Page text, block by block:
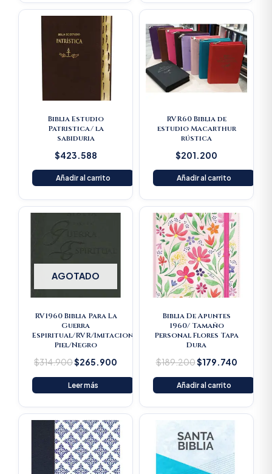
Biblia Estudio
Patristica/ la
sabiduria
$423.588
Añadir al carrito
RVR60 Biblia de
estudio Macarthur
rústica
$201.200
Añadir al carrito
AGOTADO
RV1960 Biblia Para La
Guerra
Espiritual/RVR/Imitacion
Piel/Negro
$314.900
Original
$314.900.
$265.900
Current
$265.900.
Leer más
Biblia De Apuntes
1960/ Tamaño
Personal Flores Tapa
Dura
$189.200
Original
price
was:
$189.200.
$179.740
Current
price
Añadir al carrito
Original
price
was:
$16.500.
Current
$15.675.